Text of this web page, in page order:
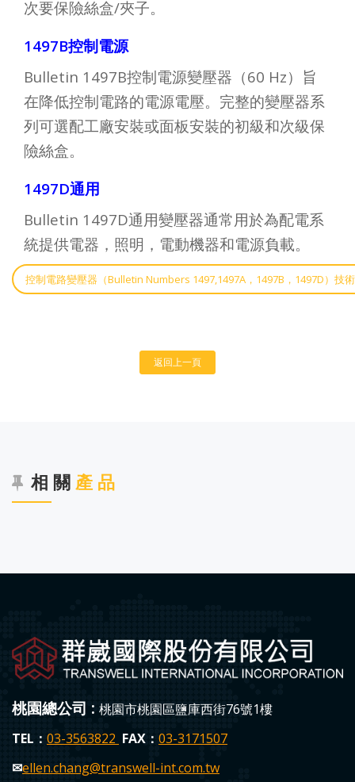
次要保險絲盒/夾子。
1497B控制電源
Bulletin 1497B控制電源變壓器（60 Hz）旨
在降低控制電路的電源電壓。完整的變壓器系
列可選配工廠安裝或面板安裝的初級和次級保
險絲盒。
1497D通用
Bulletin 1497D通用變壓器通常用於為配電系
統提供電器，照明，電動機器和電源負載。
控制電路變壓器（Bulletin Numbers 1497,1497A，1497B，1497D）技
返回上一頁
相 關 產 品
桃園總公司 : 桃園市桃園區鹽庫西街76號1樓
TEL： 03-3563822 FAX： 03-3171507
✉ellen.chang@transwell-int.com.tw